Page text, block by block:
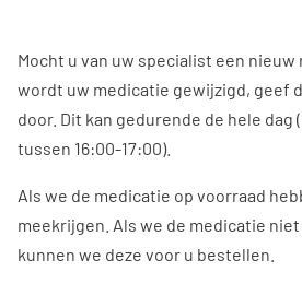
Mocht u van uw specialist een
wordt uw medicatie gewijzigd, geef
door. Dit kan gedurende de hele dag
tussen 16:00-17:00).
Als we de medicatie op voorraad
meekrijgen. Als we de medicatie
kunnen we deze voor u bestellen.